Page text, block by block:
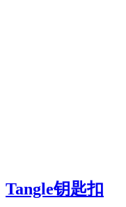
Tangle钥匙扣